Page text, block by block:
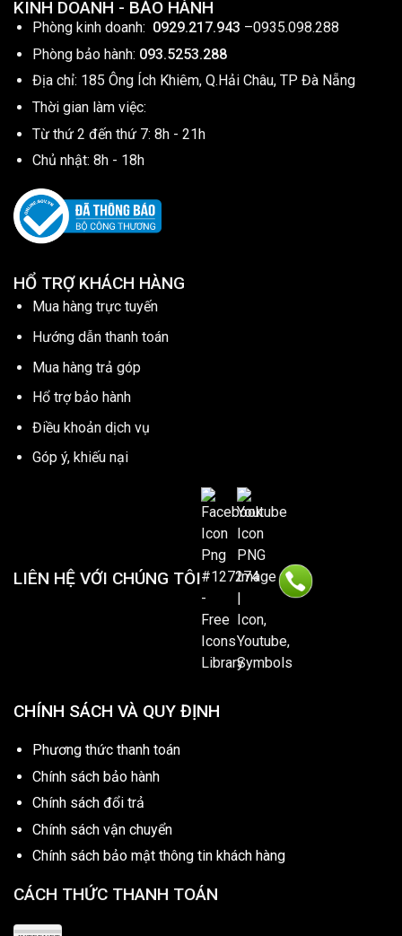
KINH DOANH - BẢO HÀNH
Phòng kinh doanh: 0929.217.943 –0935.098.288
Phòng bảo hành: 093.5253.288
Địa chỉ: 185 Ông Ích Khiêm, Q.Hải Châu, TP Đà Nẵng
Thời gian làm việc:
Từ thứ 2 đến thứ 7: 8h - 21h
Chủ nhật: 8h - 18h
HỔ TRỢ KHÁCH HÀNG
Mua hàng trực tuyến
Hướng dẫn thanh toán
Mua hàng trả góp
Hổ trợ bảo hành
Điều khoản dịch vụ
Góp ý, khiếu nại
LIÊN HỆ VỚI CHÚNG TÔI
CHÍNH SÁCH VÀ QUY ĐỊNH
Phương thức thanh toán
Chính sách bảo hành
Chính sách đổi trả
Chính sách vận chuyển
Chính sách bảo mật thông tin khách hàng
CÁCH THỨC THANH TOÁN